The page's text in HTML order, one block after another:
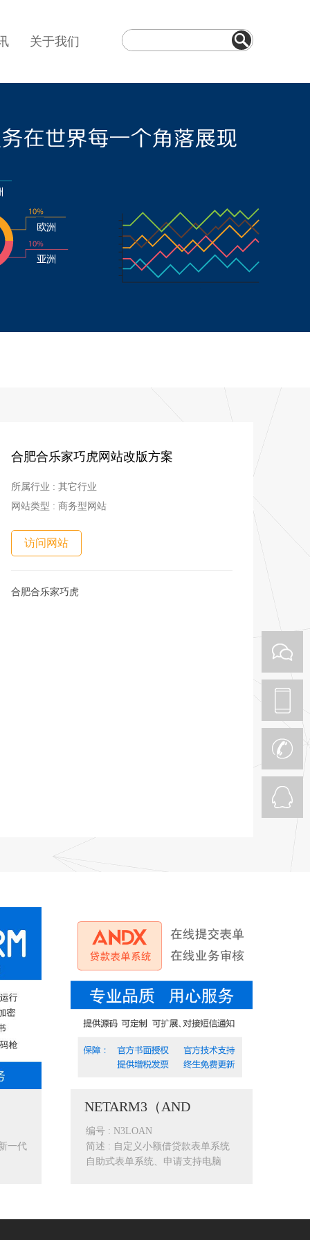
关于我们
合肥合乐家巧虎网站改版方案
所属行业 : 其它行业
网站类型 : 商务型网站
访问网站
合肥合乐家巧虎
一代
NETARM3（AND
编号 : N3LOAN
简述 : 自定义小额借贷款表单系统
自助式表单系统、申请支持电脑